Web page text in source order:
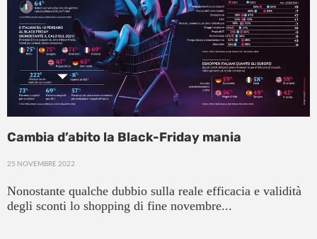
Cambia d’abito la Black-Friday mania
25 NOVEMBRE 2022
Nonostante qualche dubbio sulla reale efficacia e validità
degli sconti lo shopping di fine novembre...